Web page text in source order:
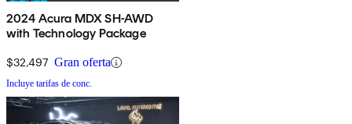
2024 Acura MDX SH-AWD
with Technology Package
$32,497 Gran oferta
Incluye tarifas de conc.